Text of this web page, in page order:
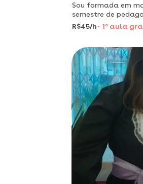
Sou formada em
semestre de
dar aulas para
R$45/h 1 a aula